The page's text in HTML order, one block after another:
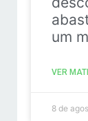
um
VER
8 de